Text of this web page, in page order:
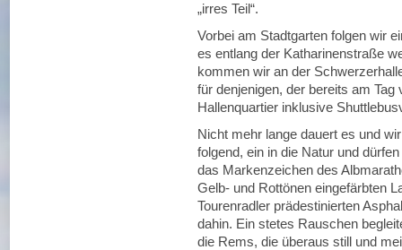
„irres Teil“.
Vorbei am Stadtgarten folgen wir
es entlang der Katharinenstraße
kommen wir an der
für denjenigen, der bereits am
Hallenquartier inklusive
Nicht mehr lange dauert es und
folgend, ein in die Natur und
das Markenzeichen des
Gelb- und Rottönen eingefärbten
Tourenradler prädestinierten
dahin. Ein stetes Rauschen
die Rems, die überaus still und